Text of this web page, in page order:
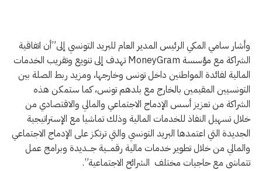
وأشار سامي المكي الرئيس المدير العام للبريد التونسي إلى”أن اتفاقية
الشراكة مع مؤسسة MoneyGram تهدف إلى تنويع وتقريب الخدمات
المالية لفائدة المواطنين داخل تونس وخارجها، ومزيد ربط الصلة بين
التونسيين المقيمين بالخارج مع بلدهم تونس، كما ستمكن هذه
الشراكة من تعزيز أسس الإدماج الاجتماعي والمالي والاقتصادي من
خلال تسهيل النفاذ للخدمات المالية وذلك تماشيا مع الإستراتيجية
الجديدة التي اعتمدها البريد التونسي والتي ترتكز على الإدماج الاجتماعي
والمالي من خلال تطوير خدمات مالية رقمـــية جـــديدة وبرامج عمل
تتماشى مع حاجيات مختلف الشرائح الاجتماعية”.